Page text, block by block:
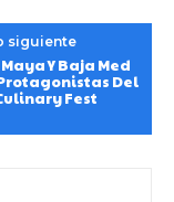
siguiente
Y Baja Med
Del
Fest